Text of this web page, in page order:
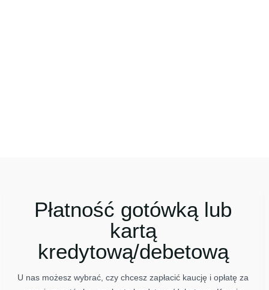
Płatność gotówką lub
kartą
kredytową/debetową
U nas możesz wybrać, czy chcesz zapłacić kaucję i opłatę za